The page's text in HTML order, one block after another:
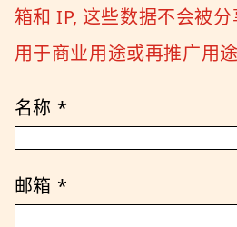
箱和 IP, 这些数据不会被
用于商业用途或再推广用途
名称 *
邮箱 *